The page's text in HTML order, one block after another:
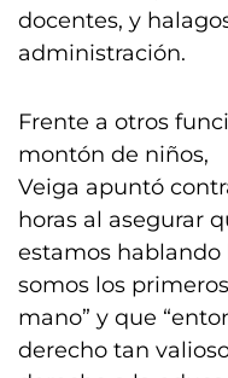
docentes, y
administración.
Frente a otros
montón de niños,
Veiga apuntó
horas al asegurar
estamos hablando
somos los
mano” y que
derecho tan